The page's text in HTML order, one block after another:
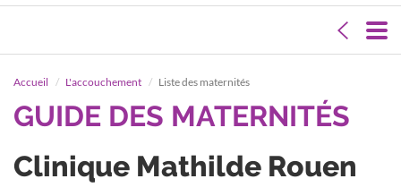
Accueil L'accouchement Liste des maternités
GUIDE DES MATERNITÉS
Clinique Mathilde Rouen